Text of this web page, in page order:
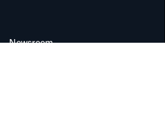
Newsroom